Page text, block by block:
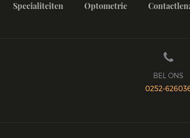
Specialiteiten Optometrie

BEL ONS
0252-